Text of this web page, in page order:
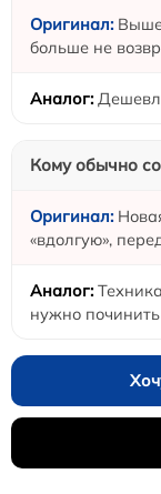
больше не
Кому обычно
«вдолгую»,
нужно